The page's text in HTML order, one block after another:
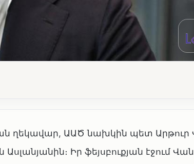
ղեկավար, ԱԱԾ նախկին պետ Արթուր
Իր ֆեյսբուքյան էջում